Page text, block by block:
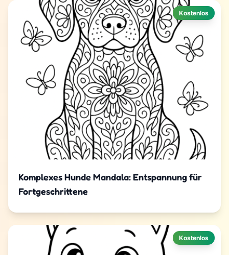
Kostenlos
Komplexes Hunde Mandala: Entspannung für
Fortgeschrittene
Kostenlos